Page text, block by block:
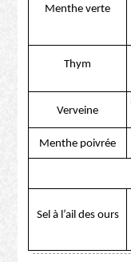
Menthe verte
Thym
Verveine
Menthe poivrée
Sel à l’ail des ours